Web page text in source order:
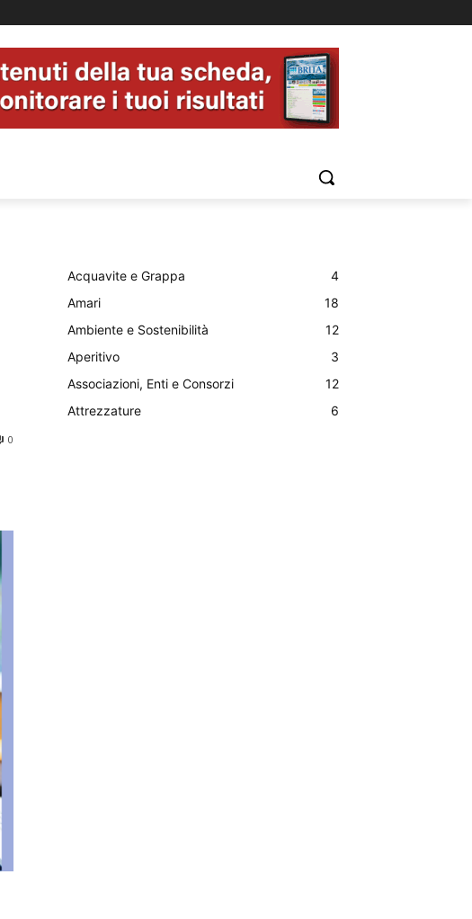
0
Acquavite e Grappa
4
Amari
18
Ambiente e Sostenibilità
12
Aperitivo
3
Associazioni, Enti e Consorzi
12
Attrezzature
6